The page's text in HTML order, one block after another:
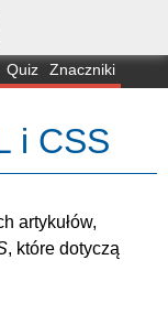
Quiz
Znaczniki
i CSS
artykułów,
, które dotyczą